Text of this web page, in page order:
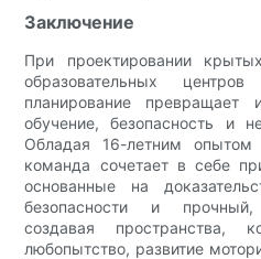
Заключение
При проектировании
образовательных
планирование превращает
обучение, безопасность и
Обладая 16-летним
команда сочетает в себе
основанные на
безопасности и
создавая пространства,
любопытство, развитие